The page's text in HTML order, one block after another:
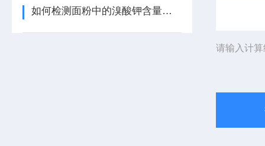
如何检测面粉中的溴酸钾含量【高精度检测】食品面粉中溴酸钾检测仪
请输入计